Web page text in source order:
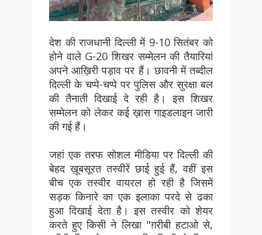
देश की राजधानी दिल्ली में 9-10 सितंबर को
होने वाले G-20 शिखर सम्मेलन की तैयारियां
अपने आख़िरी पड़ाव पर हैं। छावनी में तब्दील
दिल्ली के चप्पे-चप्पे पर पुलिस और सुरक्षा बल
की तैनाती दिखाई दे रही है। इस शिखर
सम्मेलन को लेकर कई ख़ास गाइडलाइन जारी
की गई हैं।
जहां एक तरफ सोशल मीडिया पर दिल्ली की
बेहद ख़ूबसूरत तस्वीरें छाई हुई हैं, वहीं इस
बीच एक तस्वीर वायरल हो रही है जिसमें
सड़क किनारे का एक इलाका परदे से ढका
हुआ दिखाई देता है। इस तस्वीर को शेयर
करते हुए किसी ने लिखा "ग़रीबी हटाओ से,